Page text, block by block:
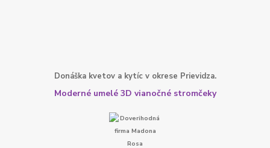
Donáška kvetov a kytíc v okrese Prievidza.
Moderné umelé 3D vianočné stromčeky